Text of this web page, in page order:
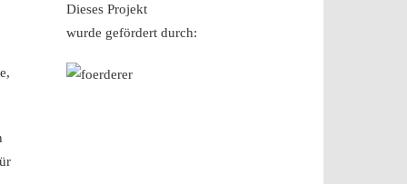
Dieses Projekt
wurde gefördert durch: